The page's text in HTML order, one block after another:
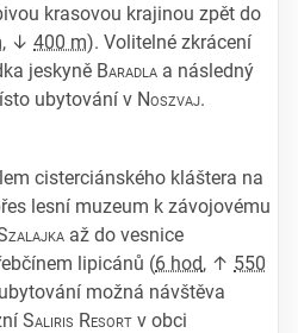
krasovou krajinou zpět do
, ↓ 400 m). Volitelné zkrácení
jeskyně Baradla a následný
ubytování v Noszvaj.
cisterciánského kláštera na
lesní muzeum k závojovému
až do vesnice
lipicánů (6 hod, ↑ 550
možná návštěva
Saliris Resort v obci